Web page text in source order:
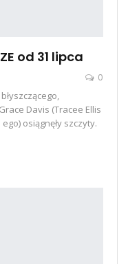
od 31 lipca
0
Davis (Tracee Ellis
osiągnęły szczyty.